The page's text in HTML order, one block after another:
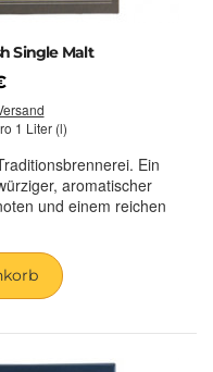
Single Malt
1 Liter (l)
Ein
aromatischer
und einem reichen